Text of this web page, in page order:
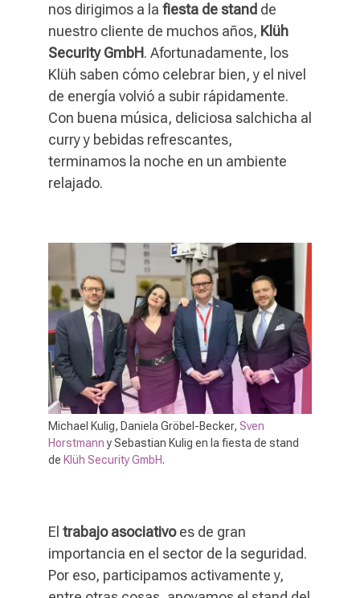
nos dirigimos a la fiesta de stand de
nuestro cliente de muchos años, Klüh
Security GmbH. Afortunadamente, los
Klüh saben cómo celebrar bien, y el nivel
de energía volvió a subir rápidamente.
Con buena música, deliciosa salchicha al
curry y bebidas refrescantes,
terminamos la noche en un ambiente
relajado.
Michael Kulig, Daniela Gröbel-Becker, Sven
Horstmann y Sebastian Kulig en la fiesta de stand
de Klüh Security GmbH.
El trabajo asociativoes de gran
importancia en el sector de la seguridad.
Por eso, participamos activamente y,